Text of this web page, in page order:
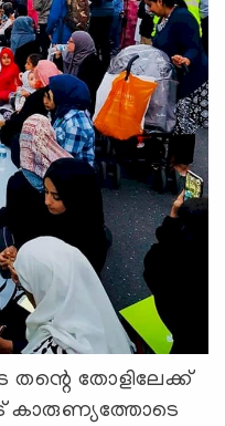
തന്റെ തോളിലേക്ക്
കാരുണ്യത്തോടെ